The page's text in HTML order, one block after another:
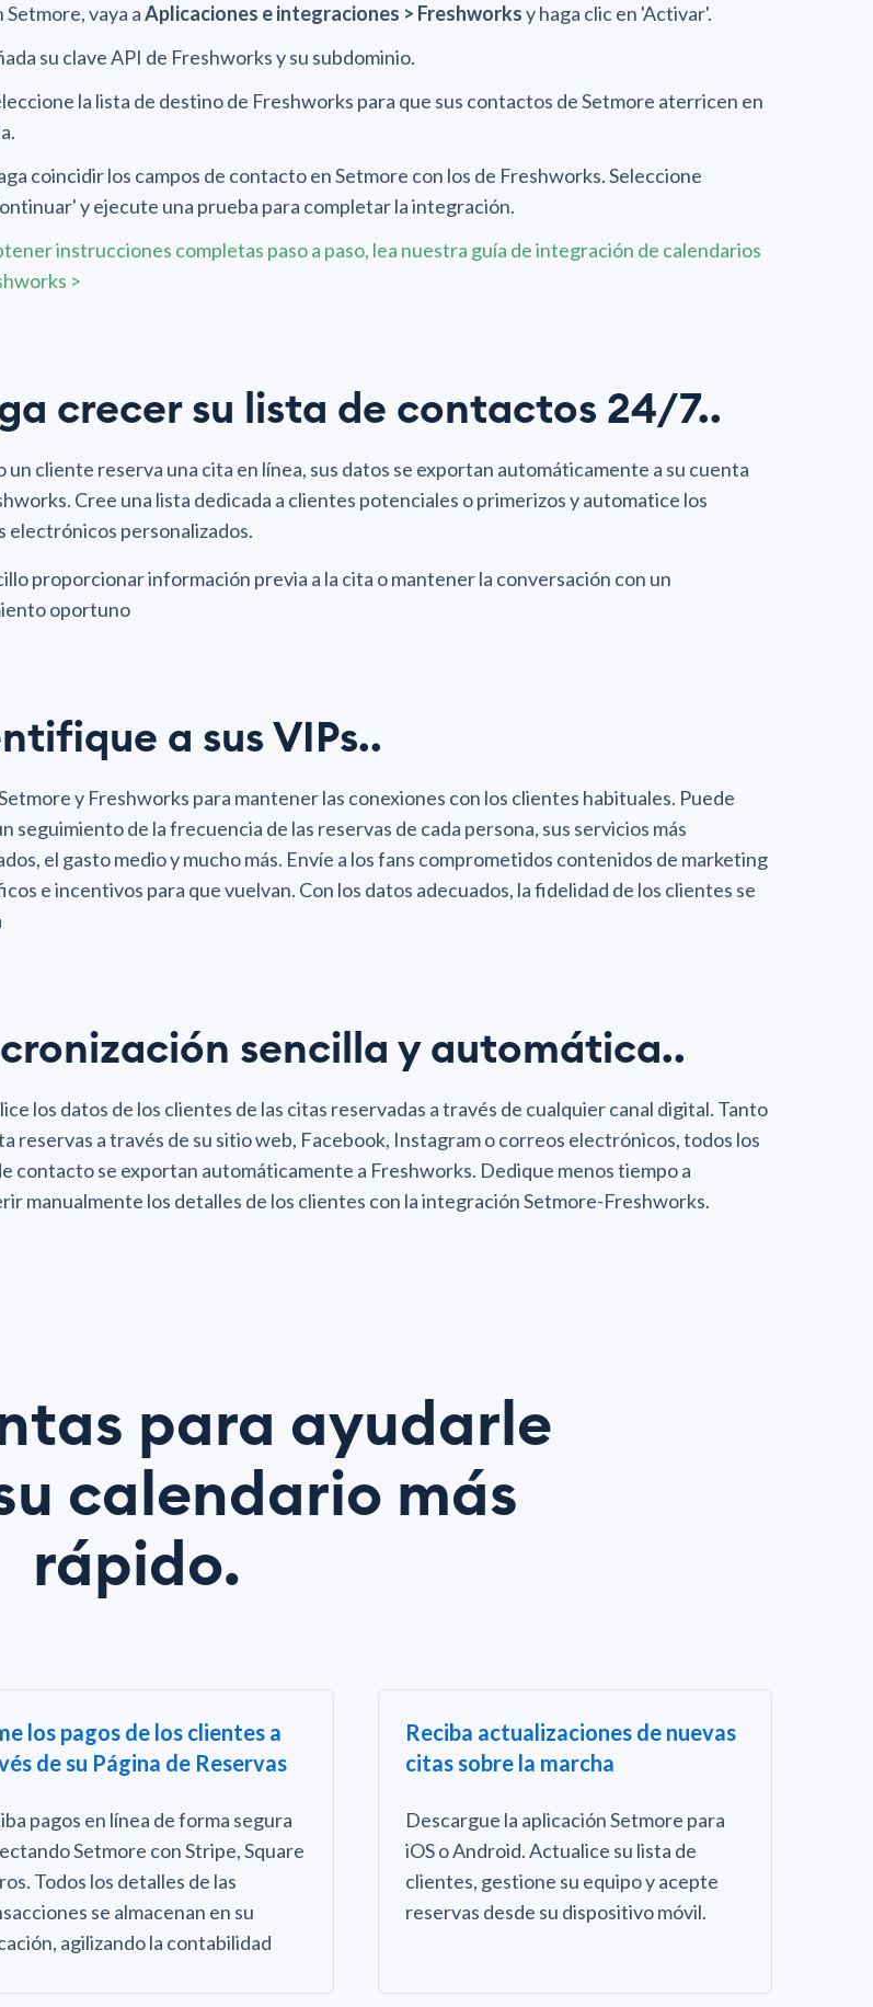
Setmore, vaya aAplicaciones e integraciones > Freshworksy haga clic en 'Activar'.
su clave API de Freshworks y su subdominio.
la lista de destino de Freshworks para que sus contactos de Setmore aterricen en
coincidir los campos de contacto en Setmore con los de Freshworks. Seleccione
y ejecute una prueba para completar la integración.
instrucciones completas paso a paso, lea nuestra guía de integración de calendarios
>
crecer su lista de contactos 24/7..
un cliente reserva una cita en línea, sus datos se exportan automáticamente a su cuenta
Cree una lista dedicada a clientes potenciales o primerizos y automatice los
electrónicos personalizados.
proporcionar información previa a la cita o mantener la conversación con un
oportuno
a sus VIPs..
y Freshworks para mantener las conexiones con los clientes habituales. Puede
seguimiento de la frecuencia de las reservas de cada persona, sus servicios más
el gasto medio y mucho más. Envíe a los fans comprometidos contenidos de marketing
e incentivos para que vuelvan. Con los datos adecuados, la fidelidad de los clientes se
sencilla y automática..
los datos de los clientes de las citas reservadas a través de cualquier canal digital. Tanto
reservas a través de su sitio web, Facebook, Instagram o correos electrónicos, todos los
contacto se exportan automáticamente a Freshworks. Dedique menos tiempo a
manualmente los detalles de los clientes con la integración Setmore-Freshworks.
para ayudarle
calendario más
rápido.
los pagos de los clientes a
de su Página de Reservas
pagos en línea de forma segura
Setmore con Stripe, Square
Todos los detalles de las
se almacenan en su
agilizando la contabilidad
Reciba actualizaciones de nuevas
citas sobre la marcha
Descargue la aplicación Setmore para
iOS o Android. Actualice su lista de
clientes, gestione su equipo y acepte
reservas desde su dispositivo móvil.